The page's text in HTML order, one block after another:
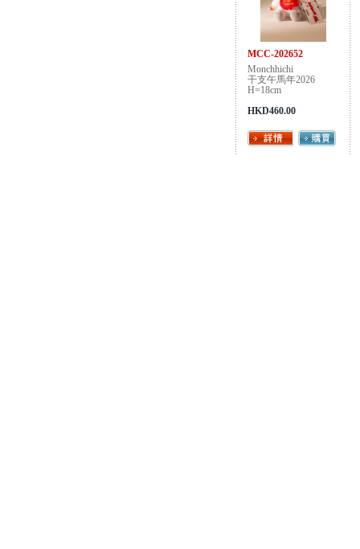
MCC-202652
Monchhichi
干支午馬年2026
H=18cm
HKD460.00